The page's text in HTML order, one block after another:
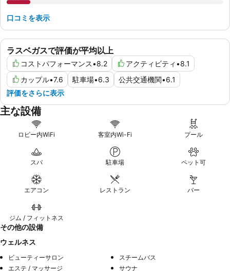
ラスベガスで評価が平均以上
コストパフォーマンス•8.2 アクティビティ •8.1
カップル•7.6 駐車場•6.3 公共交通機関•6.1
評価をさらに表示
口コミを表示
主な設備
ロビー内WiFi 客室内Wi-Fi プール
スパ 駐車場 ペット可
エアコン レストラン バー
ジム / フィットネス
その他の設備
ウェルネス
ビューティーサロン
スチームバス
エステ / マッサージ
サウナ